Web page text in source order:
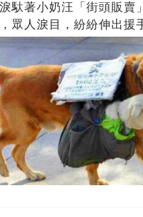
馱著小奶汪「街頭販賣
眾人淚目，紛紛伸出援